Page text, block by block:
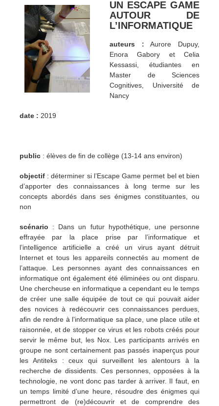
UN ESCAPE GAME
AUTOUR DE
L’INFORMATIQUE
auteurs : Aurore Dupuy,
Enora Gabory et Celia
Kessassi, étudiantes en
Master de Sciences
Cognitives, Université de
Nancy
date : 2019
public : élèves de fin de collège (13-14 ans environ)
objectif : déterminer si l’Escape Game permet bel et bien
d’apporter des connaissances à long terme sur les
concepts abordés dans ses énigmes constituantes, ou
non
scénario : Dans un futur hypothétique, une personne
effrayée par la place prise par l’informatique et
l’intelligence artificielle a créé un virus ayant détruit
Internet et tous les appareils connectés au moment de
l’attaque. Les personnes ayant des connaissances en
informatique ont également été éliminées ou ont disparu.
Une chercheuse en informatique a cependant eu le temps
de créer une salle équipée de tout ce qui pouvait aider
des novices à redécouvrir ces connaissances perdues,
afin de rendre à l’informatique sa place, une place utile et
raisonnée, et de stopper ce virus et les robots créés pour
servir le même but, les Nox. Les participants arrivés en
groupe ne sont certainement pas passés inaperçus pour
les Antiteks : ceux qui surveillent les alentours à la
recherche de dissidents. Ces personnes, opposées à la
technologie, ne vont donc pas tarder à arriver. Il faut, en
un temps limité d’une heure, résoudre des énigmes qui
permettront de (re)découvrir et de comprendre des